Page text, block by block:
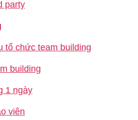
party
tổ chức team building
building
1 ngày
viên